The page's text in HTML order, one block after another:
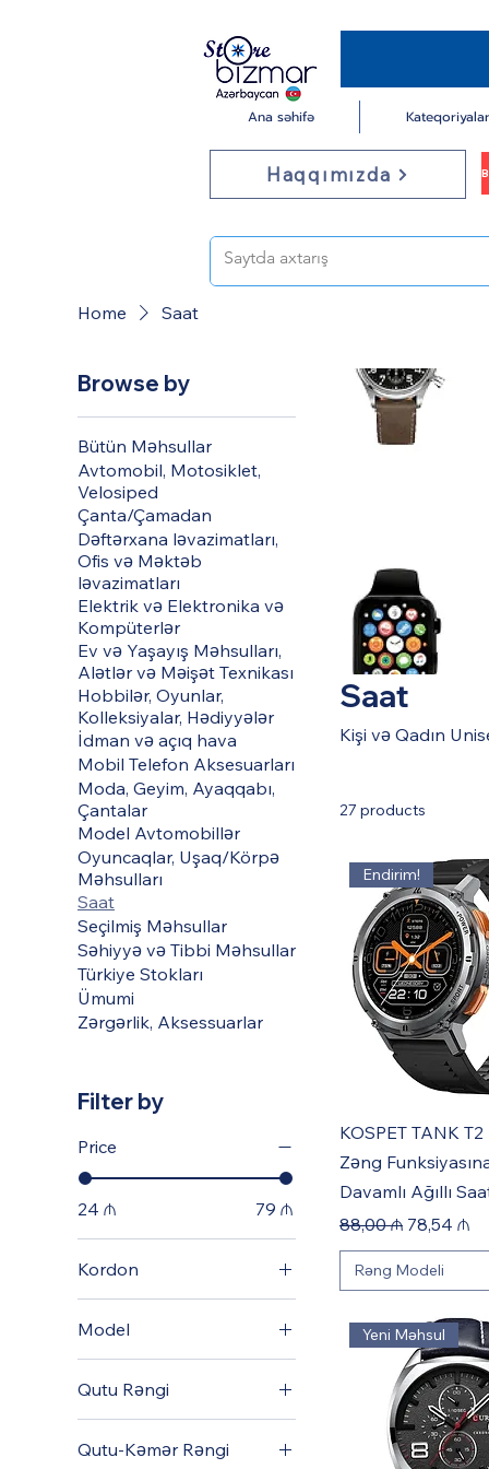
Ana səhifə Kateqoriyalar
Haqqımızda
Home Saat
Browse by
Bütün Məhsullar
Avtomobil, Motosiklet,
Velosiped
Çanta/Çamadan
Dəftərxana ləvazimatları,
Ofis və Məktəb
ləvazimatları
Elektrik və Elektronika və
Kompüterlər
Ev və Yaşayış Məhsulları,
Alətlər və Məişət Texnikası
Hobbilər, Oyunlar,
Kolleksiyalar, Hədiyyələr
İdman və açıq hava
Mobil Telefon Aksesuarları
Moda, Geyim, Ayaqqabı,
Çantalar
Model Avtomobillər
Oyuncaqlar, Uşaq/Körpə
Məhsulları
Saat
Seçilmiş Məhsullar
Səhiyyə və Tibbi Məhsullar
Türkiye Stokları
Ümumi
Zərgərlik, Aksessuarlar
Filter by
Price
24 ₼ 79 ₼
Kordon
Silikon
Model
E040-002
Qutu Rəngi
Tünd göy
Qutu-Kəmər Rəngi
Saat
Kişi və Qadın
27 products
Endirim!
KOSPET TANK
Zəng
Davamlı Ağıllı
Regular Price
88,00 ₼ Sale Price
78,54 ₼
Rəng Modeli
Yeni Məhsul